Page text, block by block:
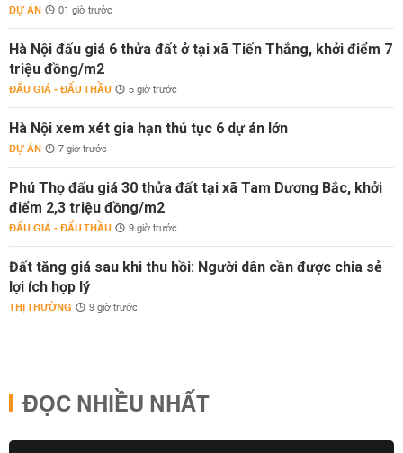
DỰ ÁN 01 giờ trước
Hà Nội đấu giá 6 thửa đất ở tại xã Tiến Thắng, khởi điểm 7
triệu đồng/m2
ĐẤU GIÁ - ĐẤU THẦU 5 giờ trước
Hà Nội xem xét gia hạn thủ tục 6 dự án lớn
DỰ ÁN 7 giờ trước
Phú Thọ đấu giá 30 thửa đất tại xã Tam Dương Bắc, khởi
điểm 2,3 triệu đồng/m2
ĐẤU GIÁ - ĐẤU THẦU 9 giờ trước
Đất tăng giá sau khi thu hồi: Người dân cần được chia sẻ
lợi ích hợp lý
THỊ TRƯỜNG 9 giờ trước
ĐỌC NHIỀU NHẤT